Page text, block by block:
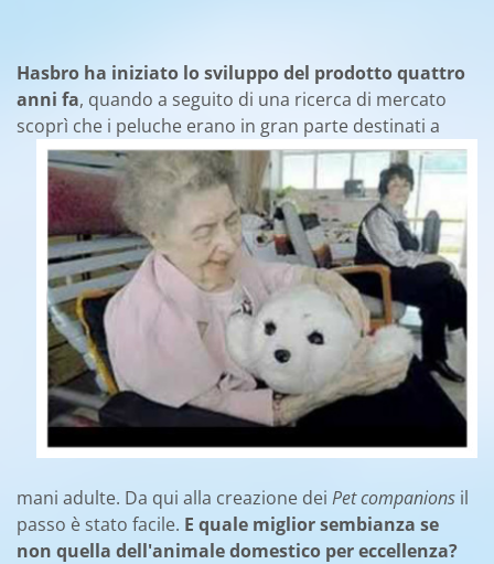
Hasbro ha iniziato lo sviluppo del prodotto quattro
anni fa, quando a seguito di una ricerca di mercato
scoprì che i peluche erano in gran parte destinati a
mani adulte. Da qui alla creazione dei Pet companions il
passo è stato facile. E quale miglior sembianza se
non quella dell'animale domestico per eccellenza?